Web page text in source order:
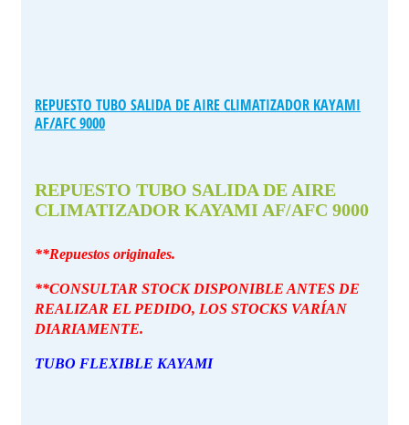
REPUESTO TUBO SALIDA DE AIRE CLIMATIZADOR KAYAMI
AF/AFC 9000
REPUESTO TUBO SALIDA DE AIRE
CLIMATIZADOR KAYAMI AF/AFC 9000
**Repuestos originales.
**CONSULTAR STOCK DISPONIBLE ANTES DE
REALIZAR EL PEDIDO, LOS STOCKS VARÍAN
DIARIAMENTE.
TUBO FLEXIBLE KAYAMI